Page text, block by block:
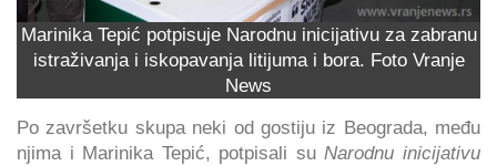
Marinika Tepić potpisuje Narodnu inicijativu za zabranu
istraživanja i iskopavanja litijuma i bora. Foto Vranje
News
Po završetku skupa neki od gostiju iz Beograda, među
njima i Marinika Tepić, potpisali su Narodnu inicijativu